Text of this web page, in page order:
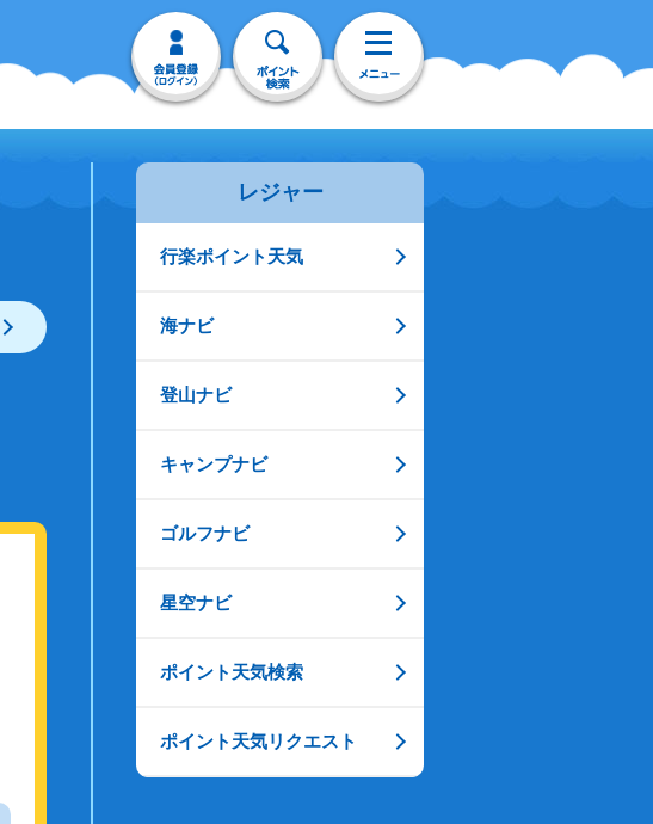
レジャー
行楽ポイント天気
海ナビ
登山ナビ
キャンプナビ
ゴルフナビ
星空ナビ
ポイント天気検索
ポイント天気リクエスト